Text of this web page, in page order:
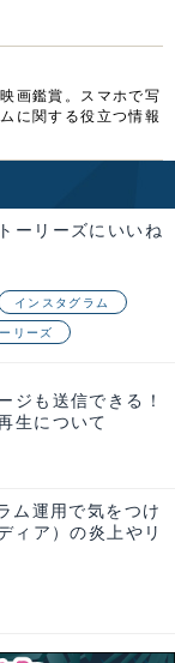
画鑑賞。スマホで写
に関する役立つ情報
ーリーズにいいね
インスタグラム
リーズ
ジも送信できる！
生について
ム運用で気をつけ
ィア）の炎上やリ